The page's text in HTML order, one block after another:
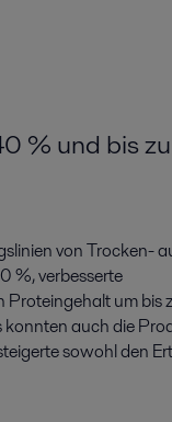
% und bis
von Trocken-
%, verbesserte
um bis
auch die
sowohl den